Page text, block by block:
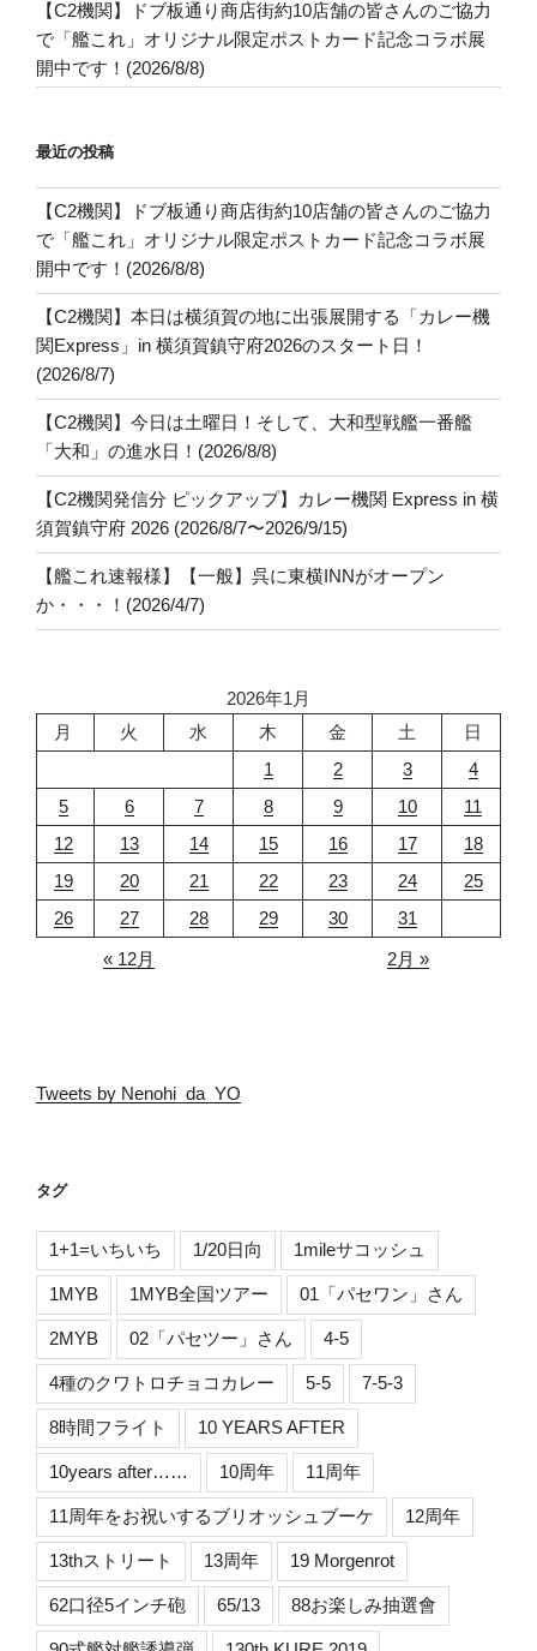
【C2機関】ドブ板通り商店街約10店舗の皆さんのご協力
で「艦これ」オリジナル限定ポストカード記念コラボ展
開中です！(2026/8/8)
最近の投稿
【C2機関】ドブ板通り商店街約10店舗の皆さんのご協力
で「艦これ」オリジナル限定ポストカード記念コラボ展
開中です！(2026/8/8)
【C2機関】本日は横須賀の地に出張展開する「カレー機
関Express」in 横須賀鎮守府2026のスタート日！
(2026/8/7)
【C2機関】今日は土曜日！そして、大和型戦艦一番艦
「大和」の進水日！(2026/8/8)
【C2機関発信分 ピックアップ】カレー機関 Express in 横
須賀鎮守府 2026 (2026/8/7〜2026/9/15)
【艦これ速報様】【一般】呉に東横INNがオープン
か・・・！(2026/4/7)
2026年1月
月
火 水 木 金 土
日
1
2 3
4
5
6 7 8 9 10
11
12
13 14 15 16 17
18
19
20 21 22 23 24
25
26
27 28 29 30
31
« 12月
2月 »
Tweets by Nenohi_da_YO
タグ
1+1=いちいち 1/20日向 1mileサコッシュ
1MYB 1MYB全国ツアー 01「パセワン」さん
2MYB 02「パセツー」さん 4-5
4種のクワトロチョコカレー 5-5 7-5-3
8時間フライト 10 YEARS AFTER
10years after…… 10周年 11周年
11周年をお祝いするブリオッシュブーケ 12周年
13thストリート 13周年 19 Morgenrot
62口径5インチ砲 65/13 88お楽しみ抽選會